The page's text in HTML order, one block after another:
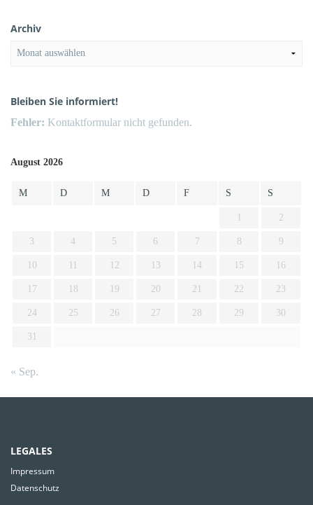
Archiv
Archiv
Bleiben Sie informiert!
Fehler: Kontaktformular nicht gefunden.
August 2026
M D M D F S S
1 2
3 4 5 6 7 8 9
10 11 12 13 14 15 16
17 18 19 20 21 22 23
24 25 26 27 28 29 30
31
« Sep.
LEGALES
Impressum
Datenschutz